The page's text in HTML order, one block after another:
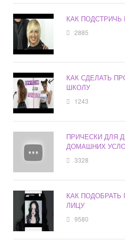
КАК ПОДСТРИЧЬ
2885
КАК СДЕЛАТЬ
ШКОЛУ
1243
ПРИЧЕСКИ ДЛЯ
ДОМАШНИХ
3328
КАК
ЛИЦУ
9580